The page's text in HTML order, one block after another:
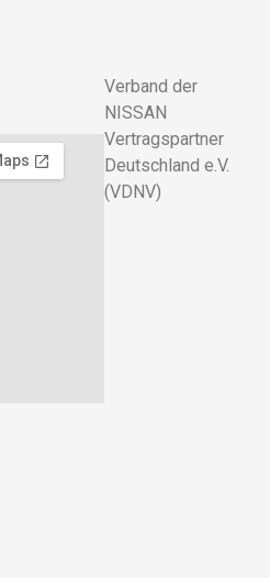
Verband der
NISSAN
Vertragspartner
Deutschland e.V.
(VDNV)